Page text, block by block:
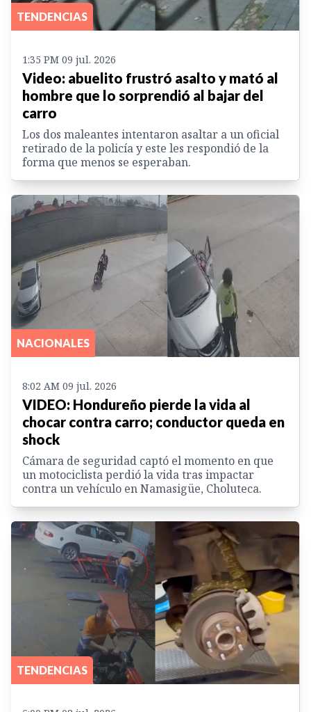
TENDENCIAS
1:35 PM 09 jul. 2026
Video: abuelito frustró asalto y mató al
hombre que lo sorprendió al bajar del
carro
Los dos maleantes intentaron asaltar a un oficial
retirado de la policía y este les respondió de la
forma que menos se esperaban.
NACIONALES
8:02 AM 09 jul. 2026
VIDEO: Hondureño pierde la vida al
chocar contra carro; conductor queda en
shock
Cámara de seguridad captó el momento en que
un motociclista perdió la vida tras impactar
contra un vehículo en Namasigüe, Choluteca.
TENDENCIAS